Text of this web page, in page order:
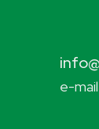
e-mail